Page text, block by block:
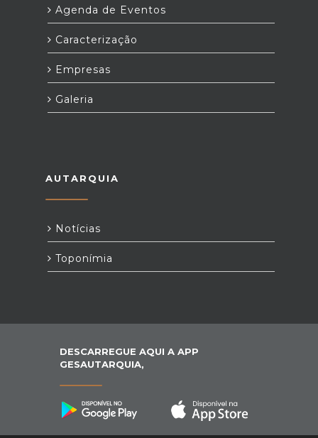
Agenda de Eventos
Caracterização
Empresas
Galeria
AUTARQUIA
Notícias
Toponímia
DESCARREGUE AQUI A APP
GESAUTARQUIA,